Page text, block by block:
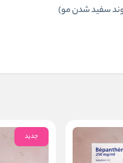
سفید شدن مو)
جدید